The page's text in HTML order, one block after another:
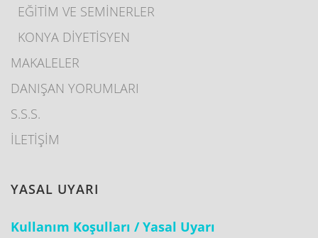
EĞİTİM VE SEMİNERLER
KONYA DİYETİSYEN
MAKALELER
DANIŞAN YORUMLARI
S.S.S.
İLETİŞİM
YASAL UYARI
Kullanım Koşulları / Yasal Uyarı